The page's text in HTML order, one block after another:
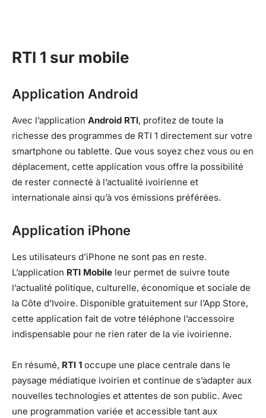
RTI 1 sur mobile
Application Android
Avec l’application Android RTI, profitez de toute la
richesse des programmes de RTI 1 directement sur votre
smartphone ou tablette. Que vous soyez chez vous ou en
déplacement, cette application vous offre la possibilité
de rester connecté à l’actualité ivoirienne et
internationale ainsi qu’à vos émissions préférées.
Application iPhone
Les utilisateurs d’iPhone ne sont pas en reste.
L’application RTI Mobile leur permet de suivre toute
l’actualité politique, culturelle, économique et sociale de
la Côte d’Ivoire. Disponible gratuitement sur l’App Store,
cette application fait de votre téléphone l’accessoire
indispensable pour ne rien rater de la vie ivoirienne.
En résumé, RTI 1 occupe une place centrale dans le
paysage médiatique ivoirien et continue de s’adapter aux
nouvelles technologies et attentes de son public. Avec
une programmation variée et accessible tant aux